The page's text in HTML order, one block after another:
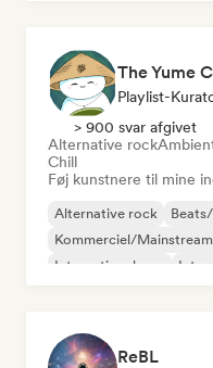
Playlist-
> 900 svar afgivet
Alternative rock
Chill
Føj kunstnere til mine
Alternative rock
Kommerciel/Mainstream
International pop
ReBL